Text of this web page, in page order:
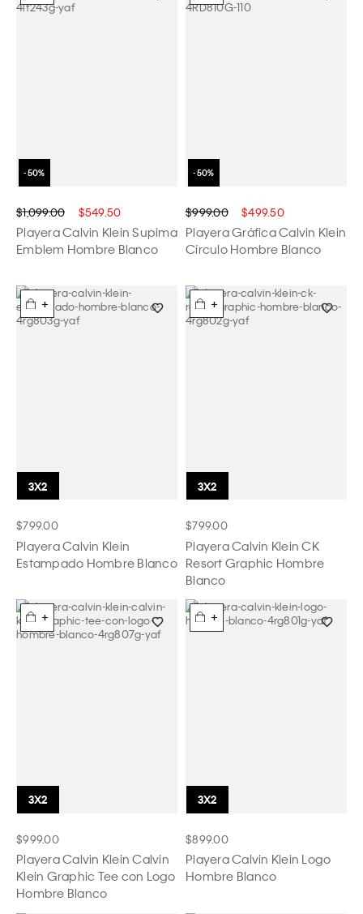
$1,099.00 $549.50
Playera Calvin Klein Supima
Emblem Hombre Blanco
$999.00 $499.50
Playera Gráfica Calvin Klein
Círculo Hombre Blanco
+
$799.00
Playera Calvin Klein
Estampado Hombre Blanco
+
$799.00
Playera Calvin Klein CK
Resort Graphic Hombre
Blanco
+
$999.00
Playera Calvin Klein Calvin
Klein Graphic Tee con Logo
Hombre Blanco
+
$899.00
Playera Calvin Klein Logo
Hombre Blanco